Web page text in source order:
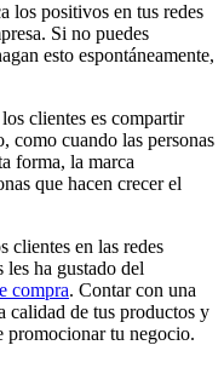
los positivos en tus redes
Si no puedes
esto espontáneamente,
clientes es compartir
como cuando las personas
forma, la marca
que hacen crecer el
clientes en las redes
les ha gustado del
compra. Contar con una
calidad de tus productos y
promocionar tu negocio.